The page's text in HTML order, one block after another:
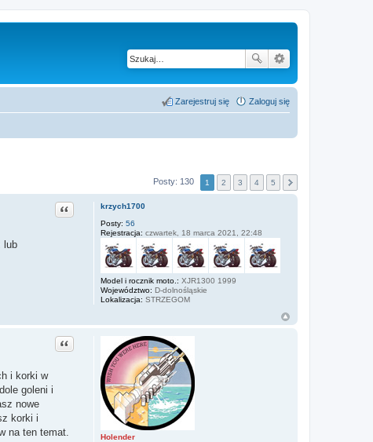
Zaloguj się
Zarejestruj się
Posty: 130 1 2 3 4 5
krzych1700
Posty: 56
Rejestracja: czwartek, 18 marca 2021, 22:48
Model i rocznik moto.: XJR1300 1999
Województwo: D-dolnośląskie
Lokalizacja: STRZEGOM
Cytuj
lub
Holender
Cytuj
i korki w
goleni i
nowe
korki i
na ten temat.